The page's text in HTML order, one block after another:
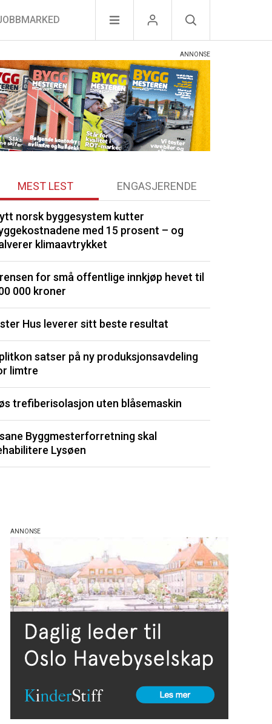
MEST LEST ENGASJERENDE
norsk byggesystem kutter
med 15 prosent – og
klimaavtrykket
for små offentlige innkjøp hevet til
000 kroner
Hus leverer sitt beste resultat
satser på ny produksjonsavdeling
limtre
trefiberisolasjon uten blåsemaskin
Byggmesterforretning skal
Lysøen